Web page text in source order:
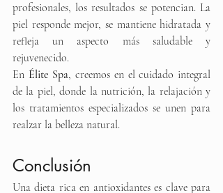
profesionales, los resultados se potencian. La
piel responde mejor, se mantiene hidratada y
refleja un aspecto más saludable y
rejuvenecido.
En Élite Spa, creemos en el cuidado integral
de la piel, donde la nutrición, la relajación y
los tratamientos especializados se unen para
realzar la belleza natural.
Conclusión
Una dieta rica en antioxidantes es clave para